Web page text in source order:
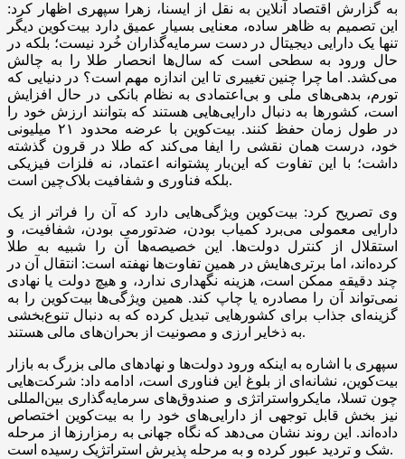
به گزارش اقتصاد آنلاین به نقل از ایسنا، زهرا سپهری اظهار کرد:
این تصمیم به ظاهر ساده، معنایی بسیار عمیق دارد بیت‌کوین دیگر
تنها یک دارایی دیجیتال در دست سرمایه‌گذاران خُرد نیست؛ بلکه در
حال ورود به سطحی است که سال‌ها انحصار طلا را به چالش
می‌کشد. اما چرا چنین تغییری تا این اندازه مهم است؟ در دنیایی که
تورم، بدهی‌های ملی و بی‌اعتمادی به نظام بانکی در حال افزایش
است، کشورها به دنبال دارایی‌هایی هستند که بتوانند ارزش خود را
در طول زمان حفظ کنند. بیت‌کوین با عرضه محدود ۲۱ میلیونی
خود، درست همان نقشی را ایفا می‌کند که طلا در قرون گذشته
داشت؛ با این تفاوت که این‌بار پشتوانه اعتماد، نه فلزات فیزیکی
بلکه فناوری و شفافیت بلاک‌چین است.
وی تصریح کرد: بیت‌کوین ویژگی‌هایی دارد که آن را فراتر از یک
دارایی معمولی می‌برد کمیاب بودن، ضدتورمی بودن، شفافیت، و
استقلال از کنترل دولت‌ها. این خصیصه‌ها آن را شبیه به طلا
کرده‌اند، اما برتری‌هایش در همین تفاوت‌ها نهفته است: انتقال آن در
چند دقیقه ممکن است، هزینه نگهداری ندارد، و هیچ دولت یا نهادی
نمی‌تواند آن را مصادره یا چاپ کند. همین ویژگی‌ها بیت‌کوین را به
گزینه‌ای جذاب برای کشورهایی تبدیل کرده که به دنبال تنوع‌بخشی
به ذخایر ارزی و مصونیت از بحران‌های مالی هستند.
سپهری با اشاره به اینکه ورود دولت‌ها و نهادهای مالی بزرگ به بازار
بیت‌کوین، نشانه‌ای از بلوغ این فناوری است، ادامه داد: شرکت‌هایی
چون تسلا، مایکرواستراتژی و صندوق‌های سرمایه‌گذاری بین‌المللی
نیز بخش قابل توجهی از دارایی‌های خود را به بیت‌کوین اختصاص
داده‌اند. این روند نشان می‌دهد که نگاه جهانی به رمزارزها از مرحله
شک و تردید عبور کرده و به مرحله پذیرش استراتژیک رسیده است.